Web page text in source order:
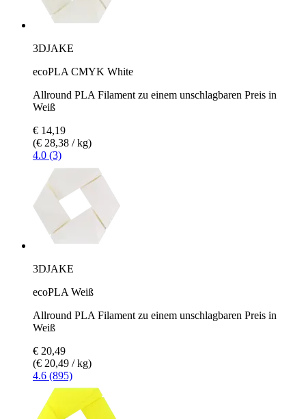
3DJAKE
ecoPLA CMYK White
Allround PLA Filament zu einem unschlagbaren Preis in
Weiß
€ 14,19
(€ 28,38 / kg)
4.0 (3)
3DJAKE
ecoPLA Weiß
Allround PLA Filament zu einem unschlagbaren Preis in
Weiß
€ 20,49
(€ 20,49 / kg)
4.6 (895)